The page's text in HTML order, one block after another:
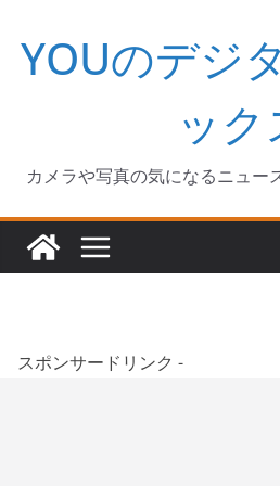
キ
YOUのデジ
ック
カメラや写真の気になるニュー
スポンサードリンク -